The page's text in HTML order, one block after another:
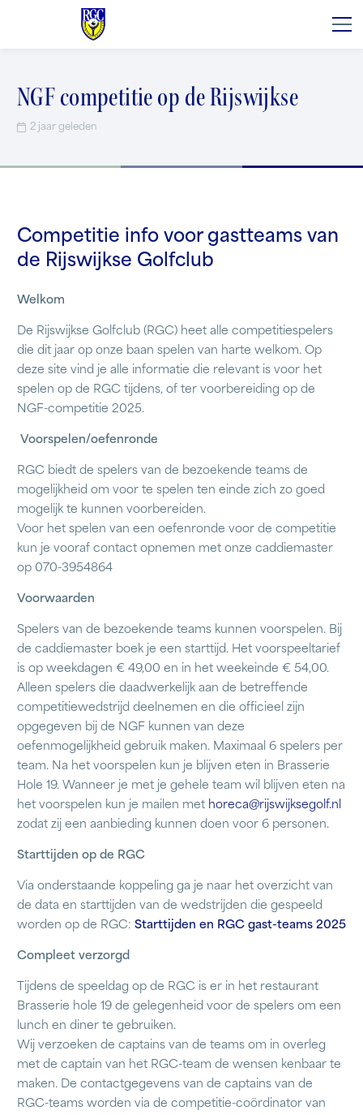
NGF competitie op de Rijswijkse
2 jaar geleden
Competitie info voor gastteams van
de Rijswijkse Golfclub
Welkom
De Rijswijkse Golfclub (RGC) heet alle competitiespelers
die dit jaar op onze baan spelen van harte welkom. Op
deze site vind je alle informatie die relevant is voor het
spelen op de RGC tijdens, of ter voorbereiding op de
NGF-competitie 2025.
Voorspelen/oefenronde
RGC biedt de spelers van de bezoekende teams de
mogelijkheid om voor te spelen ten einde zich zo goed
mogelijk te kunnen voorbereiden.
Voor het spelen van een oefenronde voor de competitie
kun je vooraf contact opnemen met onze caddiemaster
op 070-3954864
Voorwaarden
Spelers van de bezoekende teams kunnen voorspelen. Bij
de caddiemaster boek je een starttijd. Het voorspeeltarief
is op weekdagen € 49,00 en in het weekeinde € 54,00.
Alleen spelers die daadwerkelijk aan de betreffende
competitiewedstrijd deelnemen en die officieel zijn
opgegeven bij de NGF kunnen van deze
oefenmogelijkheid gebruik maken. Maximaal 6 spelers per
team. Na het voorspelen kun je blijven eten in Brasserie
Hole 19. Wanneer je met je gehele team wil blijven eten na
het voorspelen kun je mailen met horeca@rijswijksegolf.nl
zodat zij een aanbieding kunnen doen voor 6 personen.
Starttijden op de RGC
Via onderstaande koppeling ga je naar het overzicht van
de data en starttijden van de wedstrijden die gespeeld
worden op de RGC: Starttijden en RGC gast-teams 2025
Compleet verzorgd
Tijdens de speeldag op de RGC is er in het restaurant
Brasserie hole 19 de gelegenheid voor de spelers om een
lunch en diner te gebruiken.
Wij verzoeken de captains van de teams om in overleg
met de captain van het RGC-team de wensen kenbaar te
maken. De contactgegevens van de captains van de
RGC-teams worden via de competitie-coördinator van